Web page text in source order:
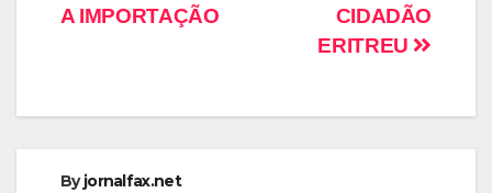
CIDADÃO
ERITREU
A IMPORTAÇÃO
Byjornalfax.net